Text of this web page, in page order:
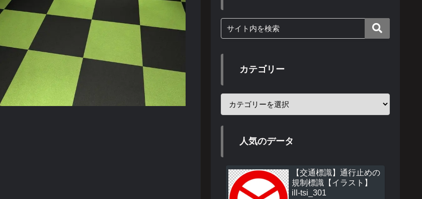
カテゴリー
人気のデータ
【交通標識】通行止めの
規制標識【イラスト】
ill-tsi_301